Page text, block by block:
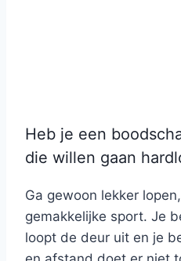
Heb je een
die willen gaan
Ga gewoon lekker
gemakkelijke sport. Je
loopt de deur uit en je